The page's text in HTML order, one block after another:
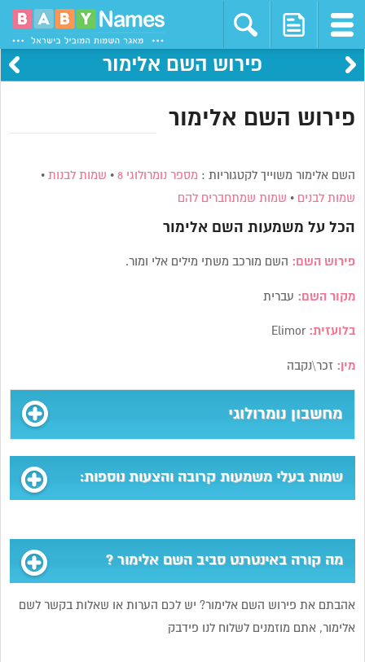
פירוש השם אלימור
פירוש השם אלימור
השם אלימור משוייך לקטגוריות : מספר נומרולוגי 8 • שמות לבנות •
שמות לבנים • שמות שמתחברים להם
הכל על משמעות השם אלימור
פירוש השם: השם מורכב משתי מילים אלי ומור.
מקור השם: עברית
בלועזית: Elimor
מין: זכר\נקבה
מחשבון נומרולוגי
שמות בעלי משמעות קרובה והצעות נוספות:
מה קורה באינטרנט סביב השם אלימור ?
אהבתם את פירוש השם אלימור? יש לכם הערות או שאלות בקשר לשם
אלימור, אתם מוזמנים לשלוח לנו פידבק